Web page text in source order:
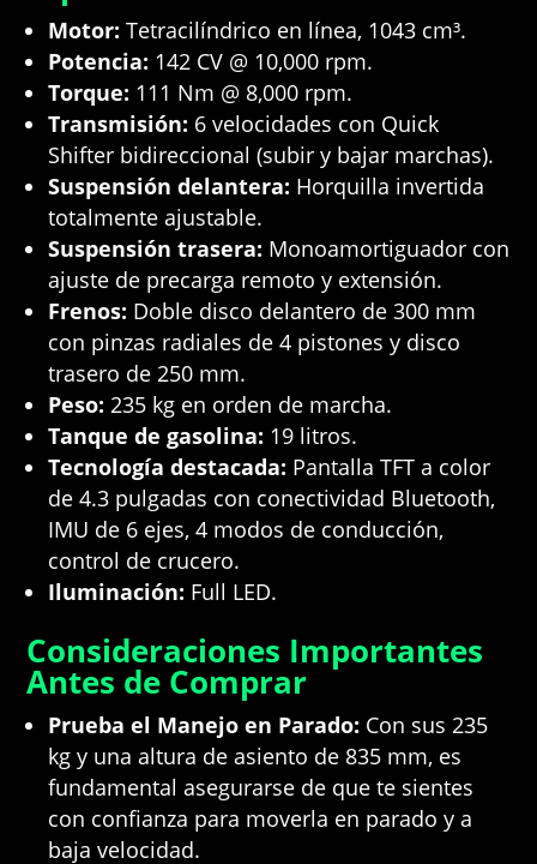
Motor: Tetracilíndrico en línea, 1043 cm³.
Potencia: 142 CV @ 10,000 rpm.
Torque: 111 Nm @ 8,000 rpm.
Transmisión: 6 velocidades con Quick
Shifter bidireccional (subir y bajar marchas).
Suspensión delantera: Horquilla invertida
totalmente ajustable.
Suspensión trasera: Monoamortiguador con
ajuste de precarga remoto y extensión.
Frenos: Doble disco delantero de 300 mm
con pinzas radiales de 4 pistones y disco
trasero de 250 mm.
Peso: 235 kg en orden de marcha.
Tanque de gasolina: 19 litros.
Tecnología destacada: Pantalla TFT a color
de 4.3 pulgadas con conectividad Bluetooth,
IMU de 6 ejes, 4 modos de conducción,
control de crucero.
Iluminación: Full LED.
Consideraciones Importantes
Antes de Comprar
Prueba el Manejo en Parado: Con sus 235
kg y una altura de asiento de 835 mm, es
fundamental asegurarse de que te sientes
con confianza para moverla en parado y a
baja velocidad.